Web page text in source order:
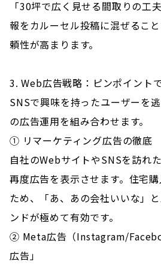
「30坪で広く見せる間取りの工
報をカルーセル投稿に混ぜるこ
頼性が高まります。
3. Web広告戦略：ピンポイント
SNSで興味を持ったユーザーを
の広告運用を組み合わせます。
① リマーケティング広告の徹底
自社のWebサイトやSNSを訪れ
再度広告を表示させます。住宅
ため、「あ、あの会社いいな」
ンドが極めて有効です。
② Meta広告（Instagram/
広告」